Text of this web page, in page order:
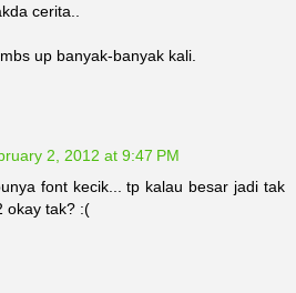
cerita..
up banyak-banyak kali.
2, 2012 at 9:47 PM
font kecik... tp kalau besar jadi tak
okay tak? :(